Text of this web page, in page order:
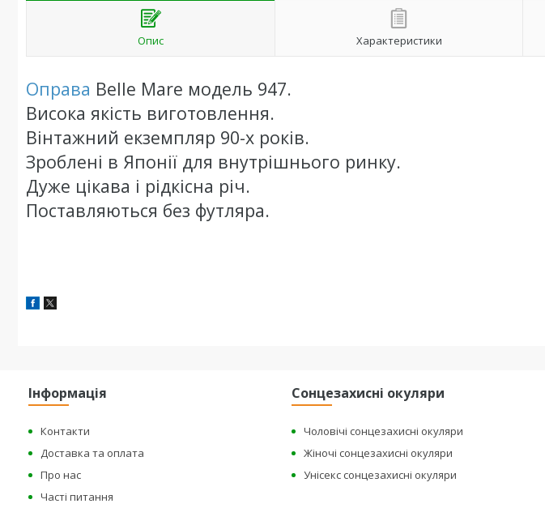
Опис Характеристики
Оправа Belle Mare модель 947.
Висока якість виготовлення.
Вінтажний екземпляр 90-х років.
Зроблені в Японії для внутрішнього ринку.
Дуже цікава і рідкісна річ.
Поставляються без футляра.
Інформація
Контакти
Доставка та оплата
Про нас
Часті питання
Сонцезахисні окуляри
Чоловічі сонцезахисні окуляри
Жіночі сонцезахисні окуляри
Унісекс сонцезахисні окуляри